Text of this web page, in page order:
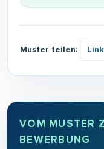
Muster teilen:
VOM MUSTER
BEWERBUNG